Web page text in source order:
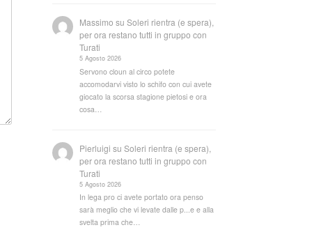
Massimo suSoleri rientra (e spera),
per ora restano tutti in gruppo con
Turati
5 Agosto 2026
Servono cloun al circo potete
accomodarvi visto lo schifo con cui avete
giocato la scorsa stagione pietosi e ora
cosa…
Pierluigi suSoleri rientra (e spera),
per ora restano tutti in gruppo con
Turati
5 Agosto 2026
In lega pro ci avete portato ora penso
sarà meglio che vi levate dalle p...e e alla
svelta prima che…